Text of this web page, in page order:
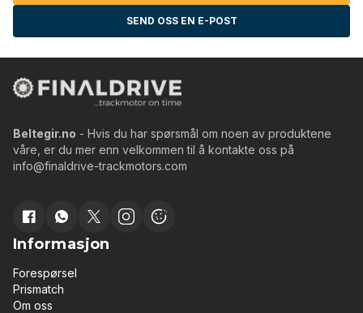
SEND OSS EN E-POST
Beltegir.no - Hvis du har spørsmål om noen av produktene
våre, er du mer enn velkommen til å kontakte oss på
info@finaldrive-trackmotors.com
Informasjon
Forespørsel
Prismatch
Om oss